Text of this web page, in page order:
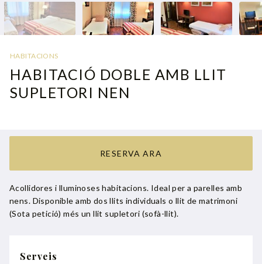
HABITACIONS
HABITACIÓ DOBLE AMB LLIT
SUPLETORI NEN
RESERVA ARA
Acollidores i lluminoses habitacions. Ideal per a parelles amb
nens. Disponible amb dos llits individuals o llit de matrimoni
(Sota petició) més un llit supletori (sofà-llit).
Serveis